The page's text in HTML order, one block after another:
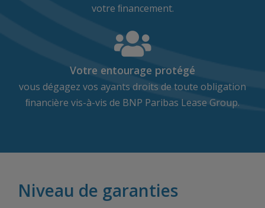
votre ﬁnancement.
Votre entourage protégé
vous dégagez vos ayants droits de toute obligation
ﬁnancière vis-à-vis de BNP Paribas Lease Group.
Niveau de garanties